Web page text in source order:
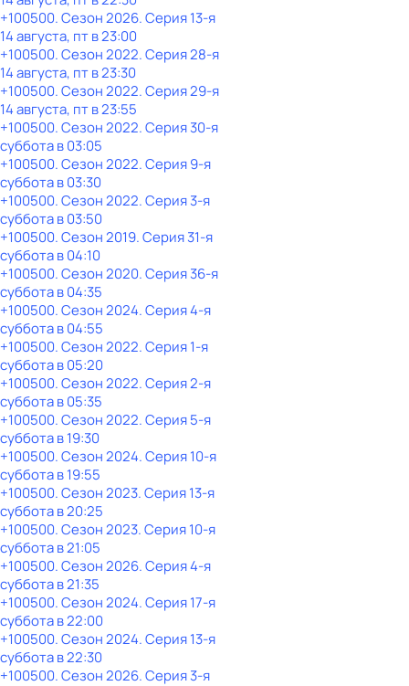
+100500. Сезон 2026. Серия 13-я
14 августа, пт в 23:00
+100500. Сезон 2022. Серия 28-я
14 августа, пт в 23:30
+100500. Сезон 2022. Серия 29-я
14 августа, пт в 23:55
+100500. Сезон 2022. Серия 30-я
субботав03:05
+100500. Сезон 2022. Серия 9-я
субботав03:30
+100500. Сезон 2022. Серия 3-я
субботав03:50
+100500. Сезон 2019. Серия 31-я
субботав04:10
+100500. Сезон 2020. Серия 36-я
субботав04:35
+100500. Сезон 2024. Серия 4-я
субботав04:55
+100500. Сезон 2022. Серия 1-я
субботав05:20
+100500. Сезон 2022. Серия 2-я
субботав05:35
+100500. Сезон 2022. Серия 5-я
субботав19:30
+100500. Сезон 2024. Серия 10-я
субботав19:55
+100500. Сезон 2023. Серия 13-я
субботав20:25
+100500. Сезон 2023. Серия 10-я
субботав21:05
+100500. Сезон 2026. Серия 4-я
субботав21:35
+100500. Сезон 2024. Серия 17-я
субботав22:00
+100500. Сезон 2024. Серия 13-я
субботав22:30
+100500. Сезон 2026. Серия 3-я